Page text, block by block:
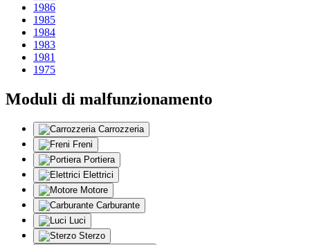
1986
1985
1984
1983
1981
1975
Moduli di malfunzionamento
Carrozzeria
Freni
Portiera
Elettrici
Motore
Carburante
Luci
Sterzo